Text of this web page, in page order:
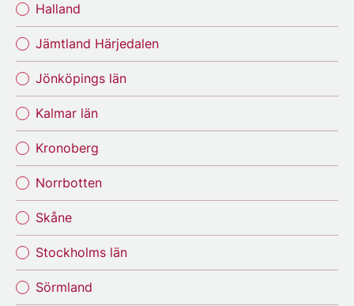
Halland
Jämtland Härjedalen
Jönköpings län
Kalmar län
Kronoberg
Norrbotten
Skåne
Stockholms län
Sörmland